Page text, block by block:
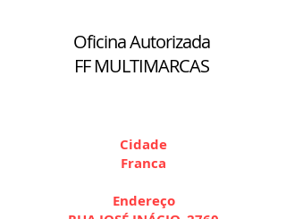
Oficina Autorizada
FF MULTIMARCAS
Cidade
Franca
Endereço